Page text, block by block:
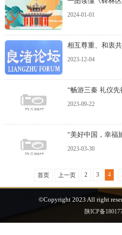
2024-01-01
2023-12-04
“畅游三秦 礼仪先
2023-09-22
2023-03-30
首页 上一页 2 3 4
©Copyright 2023 All right
陕ICP备